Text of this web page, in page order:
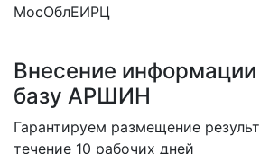
МосОблЕИРЦ
Внесение
базу АРШИН
Гарантируем размещение
течение 10 рабочих дней